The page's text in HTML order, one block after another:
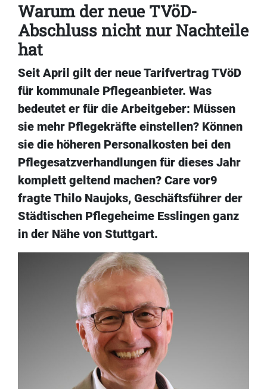
Warum der neue TVöD-
Abschluss nicht nur Nachteile
hat
Seit April gilt der neue Tarifvertrag TVöD
für kommunale Pflegeanbieter. Was
bedeutet er für die Arbeitgeber: Müssen
sie mehr Pflegekräfte einstellen? Können
sie die höheren Personalkosten bei den
Pflegesatzverhandlungen für dieses Jahr
komplett geltend machen? Care vor9
fragte Thilo Naujoks, Geschäftsführer der
Städtischen Pflegeheime Esslingen ganz
in der Nähe von Stuttgart.